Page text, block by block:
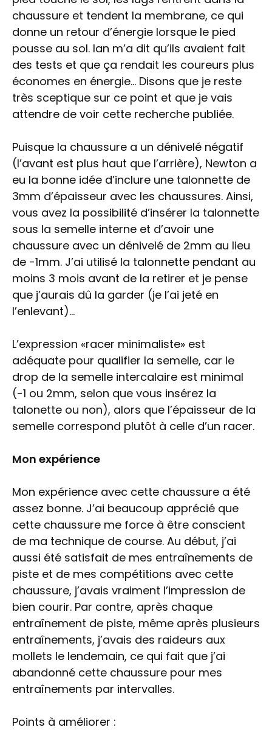
chaussure et tendent la membrane, ce qui
donne un retour d’énergie lorsque le pied
pousse au sol. Ian m’a dit qu’ils avaient fait
des tests et que ça rendait les coureurs plus
économes en énergie… Disons que je reste
très sceptique sur ce point et que je vais
attendre de voir cette recherche publiée.
Puisque la chaussure a un dénivelé négatif
(l’avant est plus haut que l’arrière), Newton a
eu la bonne idée d’inclure une talonnette de
3mm d’épaisseur avec les chaussures. Ainsi,
vous avez la possibilité d’insérer la talonnette
sous la semelle interne et d’avoir une
chaussure avec un dénivelé de 2mm au lieu
de -1mm. J’ai utilisé la talonnette pendant au
moins 3 mois avant de la retirer et je pense
que j’aurais dû la garder (je l’ai jeté en
l’enlevant)…
L’expression «racer minimaliste» est
adéquate pour qualifier la semelle, car le
drop de la semelle intercalaire est minimal
(-1 ou 2mm, selon que vous insérez la
talonette ou non), alors que l’épaisseur de la
semelle correspond plutôt à celle d’un racer.
Mon expérience
Mon expérience avec cette chaussure a été
assez bonne. J’ai beaucoup apprécié que
cette chaussure me force à être conscient
de ma technique de course. Au début, j’ai
aussi été satisfait de mes entraînements de
piste et de mes compétitions avec cette
chaussure, j’avais vraiment l’impression de
bien courir. Par contre, après chaque
entraînement de piste, même après plusieurs
entraînements, j’avais des raideurs aux
mollets le lendemain, ce qui fait que j’ai
abandonné cette chaussure pour mes
entraînements par intervalles.
Points à améliorer :